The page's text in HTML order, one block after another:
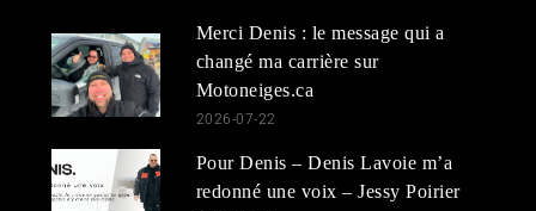
Merci Denis : le message qui a
changé ma carrière sur
Motoneiges.ca
2026-07-22
Pour Denis – Denis Lavoie m’a
redonné une voix – Jessy Poirier